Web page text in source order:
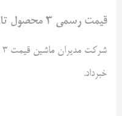
قیمت رسمی ۳ محصول تازه مدیران ماشین
خبرداد.